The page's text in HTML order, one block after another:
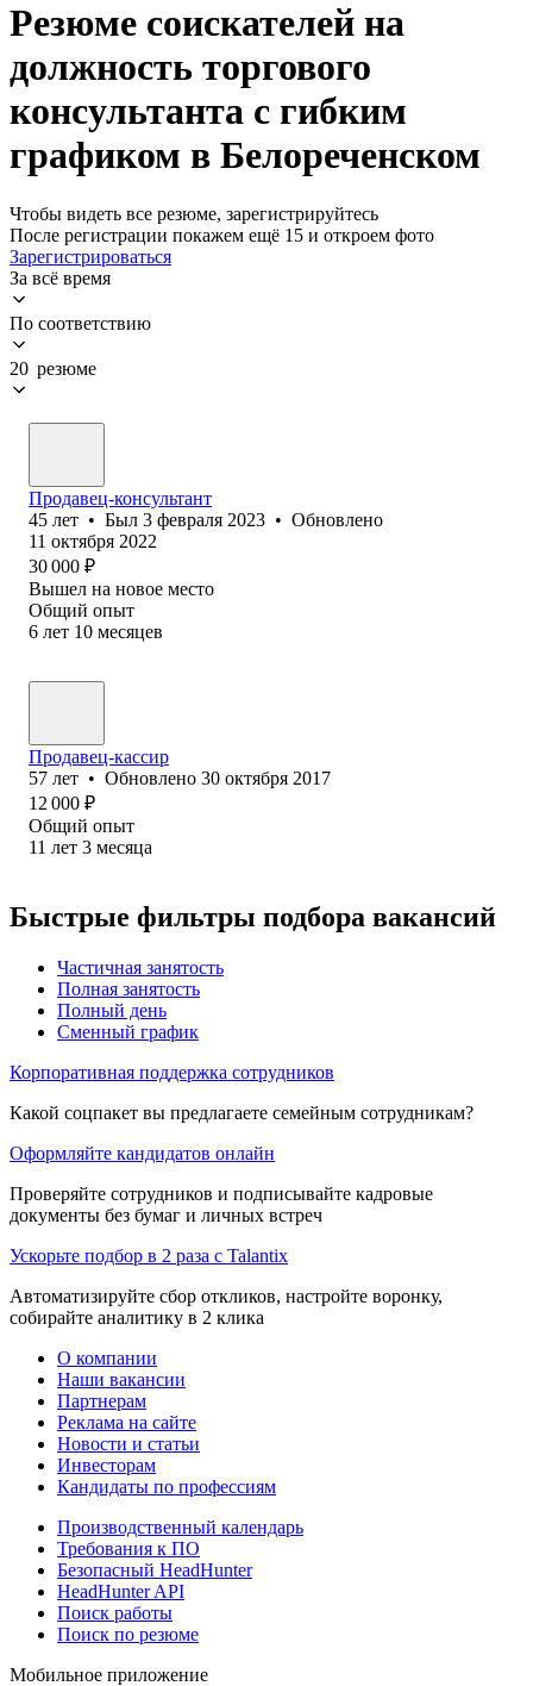
Резюме соискателей на
должность торгового
консультанта с гибким
графиком в Белореченском
Чтобы видеть все резюме, зарегистрируйтесь
После регистрации покажем ещё 15 и откроем фото
Зарегистрироваться
За всё время
По соответствию
20 резюме
Продавец-консультант
45 лет • Был 3 февраля 2023 • Обновлено
11 октября 2022
30 000 ₽
Вышел на новое место
Общий опыт
6 лет 10 месяцев
Продавец-кассир
57 лет • Обновлено 30 октября 2017
12 000 ₽
Общий опыт
11 лет 3 месяца
Быстрые фильтры подбора вакансий
Частичная занятость
Полная занятость
Полный день
Сменный график
Корпоративная поддержка сотрудников
Какой соцпакет вы предлагаете семейным сотрудникам?
Оформляйте кандидатов онлайн
Проверяйте сотрудников и подписывайте кадровые
документы без бумаг и личных встреч
Ускорьте подбор в 2 раза с Talantix
Автоматизируйте сбор откликов, настройте воронку,
собирайте аналитику в 2 клика
О компании
Наши вакансии
Партнерам
Реклама на сайте
Новости и статьи
Инвесторам
Кандидаты по профессиям
Производственный календарь
Требования к ПО
Безопасный HeadHunter
HeadHunter API
Поиск работы
Поиск по резюме
Мобильное приложение